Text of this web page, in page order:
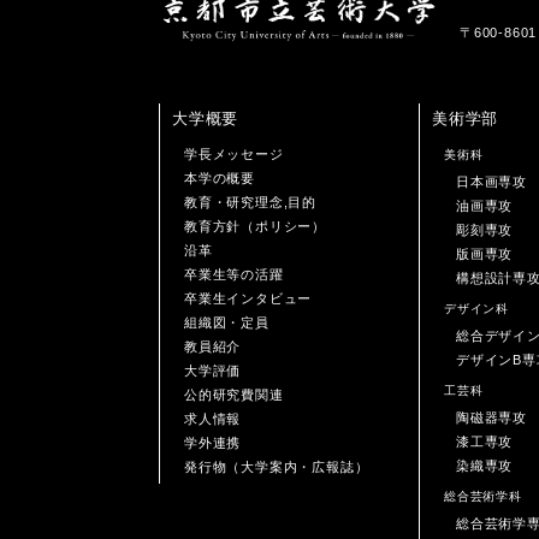
〒600-
大学概要
学長メッセージ
本学の概要
教育・研究理念,目的
教育方針（ポリシー）
沿革
卒業生等の活躍
卒業生インタビュー
組織図・定員
教員紹介
大学評価
公的研究費関連
求人情報
学外連携
発行物（大学案内・広報誌）
美術学部
美術科
日本画専攻
油画専攻
彫刻専攻
版画専攻
構想設計専
デザイン科
総合デザイ
デザインB専
工芸科
陶磁器専攻
漆工専攻
染織専攻
総合芸術学科
総合芸術学